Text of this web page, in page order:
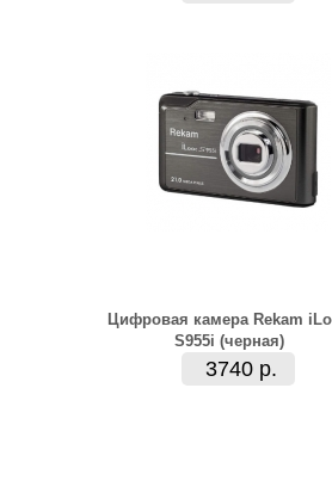
Цифровая камера Rekam
S955i (черная)
3740 р.